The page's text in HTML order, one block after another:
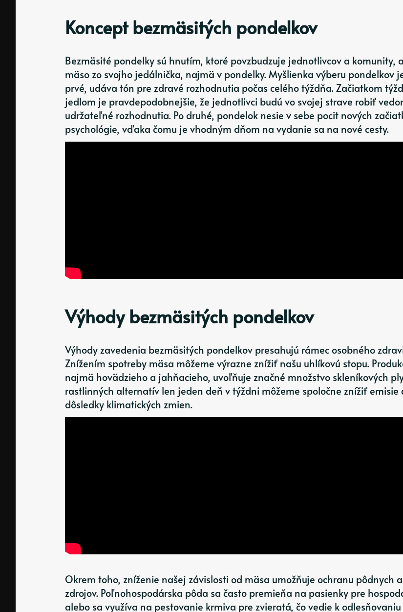
Koncept bezmäsitých pondelkov
Bezmäsité pondelky sú hnutím, ktoré povzbudzuje jednotlivcov a komunity,
mäso zo svojho jedálnička, najmä v pondelky. Myšlienka výberu pondelkov
prvé, udáva tón pre zdravé rozhodnutia počas celého týždňa. Začiatkom
jedlom je pravdepodobnejšie, že jednotlivci budú vo svojej strave robiť
udržateľné rozhodnutia. Po druhé, pondelok nesie v sebe pocit nových
psychológie, vďaka čomu je vhodným dňom na vydanie sa na nové cesty.
Výhody bezmäsitých pondelkov
Výhody zavedenia bezmäsitých pondelkov presahujú rámec osobného
Znížením spotreby mäsa môžeme výrazne znížiť našu uhlíkovú stopu.
najmä hovädzieho a jahňacieho, uvoľňuje značné množstvo skleníkových
rastlinných alternatív len jeden deň v týždni môžeme spoločne znížiť emisie
dôsledky klimatických zmien.
Okrem toho, zníženie našej závislosti od mäsa umožňuje ochranu pôdnych
zdrojov. Poľnohospodárska pôda sa často premieňa na pasienky pre
alebo sa využíva na pestovanie krmiva pre zvieratá, čo vedie k